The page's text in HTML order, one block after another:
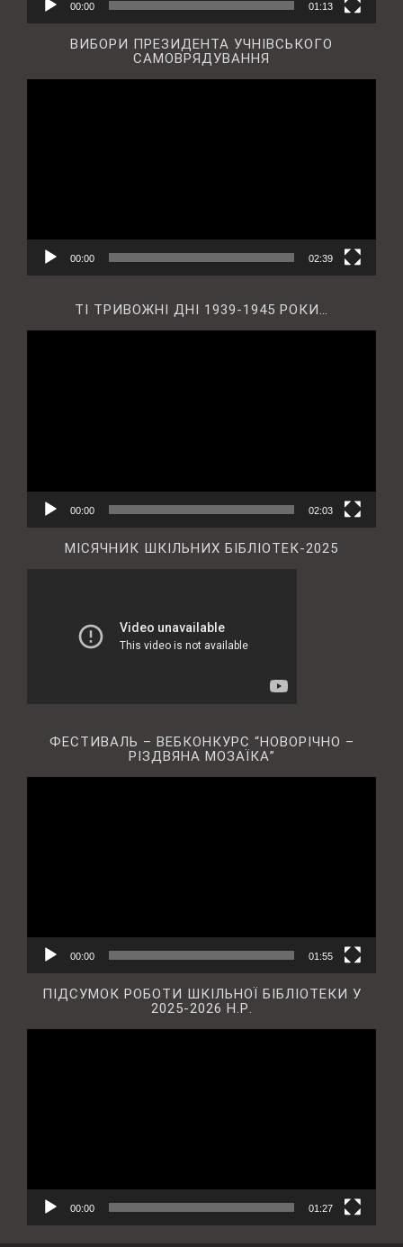
00:00 01:13
ВИБОРИ ПРЕЗИДЕНТА УЧНІВСЬКОГО
САМОВРЯДУВАННЯ
00:00 02:39
ТІ ТРИВОЖНІ ДНІ 1939-1945 РОКИ…
00:00 02:03
МІСЯЧНИК ШКІЛЬНИХ БІБЛІОТЕК-2025
ФЕСТИВАЛЬ – ВЕБКОНКУРС “НОВОРІЧНО –
РІЗДВЯНА МОЗАЇКА”
00:00 01:55
ПІДСУМОК РОБОТИ ШКІЛЬНОЇ БІБЛІОТЕКИ У
2025-2026 Н.Р.
00:00 01:27